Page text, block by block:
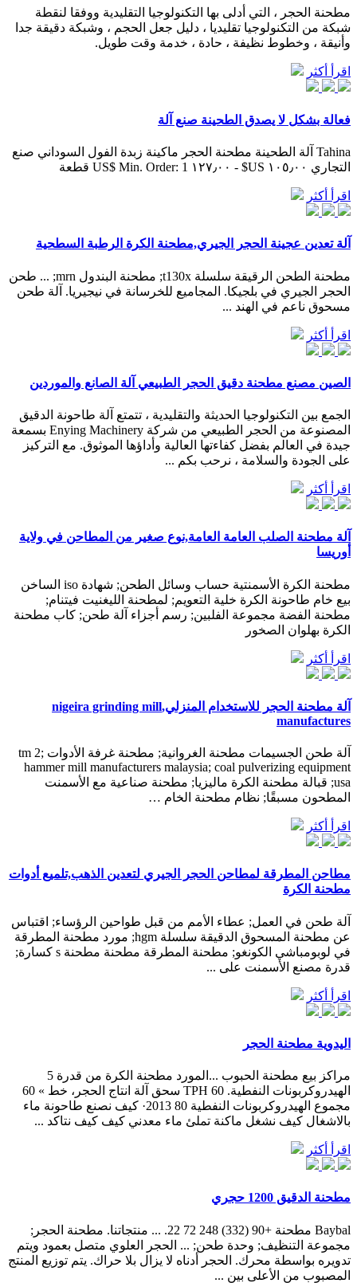
مطحنة الحجر ، التي أدلى بها التكنولوجيا التقليدية ووفقا لنقطة
شبكة من التكنولوجيا تقليديا ، دليل جعل الحجم ، وشبكة دقيقة جدا
وأنيقة ، وخطوط نظيفة ، حادة ، خدمة وقت طويل.
اقرأ أكثر
فعالة بشكل لا يصدق الطحينة صنع آلة
Tahina آلة الطحينة مطحنة الحجر ماكينة زبدة الفول السوداني صنع
التجاري ١٠٥٫٠٠ US$ - ١٢٧٫٠٠ US$ Min. Order: 1 قطعة
اقرأ أكثر
آلة تعدين عجينة الحجر الجيري,مطحنة الكرة الرطبة السطحية
مطحنة الطحن الرقيقة سلسلة t130x; مطحنة البندول mrn; ... طحن
الحجر الجيري في بلجيكا. المجاميع للخرسانة في نيجيريا. آلة طحن
مسحوق ناعم في الهند ...
اقرأ أكثر
الصين مصنع مطحنة دقيق الحجر الطبيعي آلة الصانع والموردين
الجمع بين التكنولوجيا الحديثة والتقليدية ، تتمتع آلة طاحونة الدقيق
المصنوعة من الحجر الطبيعي من شركة Enying Machinery بسمعة
جيدة في العالم بفضل كفاءتها العالية وأداؤها الموثوق. مع التركيز
على الجودة والسلامة ، نرحب بكم ...
اقرأ أكثر
آلة مطحنة الصلب العامة العامة,نوع صغير من المطاحن في ولاية
أوريسا
مطحنة الكرة الأسمنتية حساب وسائل الطحن; شهادة iso الساخن
بيع خام طاحونة الكرة خلية التعويم; لمطحنة الليغنيت فيتنام;
مطحنة الفضة مجموعة الفلبين; رسم أجزاء آلة طحن; كاب مطحنة
الكرة بهلوان الصخور
اقرأ أكثر
آلة مطحنة الحجر للاستخدام المنزلي,nigeira grinding mill
manufactures
آلة طحن الجسيمات مطحنة الغروانية; مطحنة غرفة الأدوات tm 2;
hammer mill manufacturers malaysia; coal pulverizing equipment
usa; قبالة مطحنة الكرة ماليزيا; مطحنة صناعية مع الأسمنت
المطحون مسبقًا; نظام مطحنة الخام …
اقرأ أكثر
مطاحن المطرقة لمطاحن الحجر الجيري لتعدين الذهب,تلميع أدوات
مطحنة الكرة
آلة طحن في العمل; عطاء الأمم من قبل طواحين الرؤساء; اقتباس
عن مطحنة المسحوق الدقيقة سلسلة hgm; مورد مطحنة المطرقة
في لوبومباشي الكونغو; مطحنة المطرقة مطحنة مطحنة s كسارة;
قدرة مصنع الأسمنت على ...
اقرأ أكثر
اليدوية مطحنة الحجر
مراكز بيع مطحنة الحبوب ...المورد مطحنة الكرة من قدرة 5
الهيدروكربونات النفطية. 60 TPH سحق آلة انتاج الحجر، خط » 60
مجموع الهيدروكربونات النفطية 80 2013· كيف نصنع طاحونة ماء
بالاشغال كيف نشغل ماكنة تملئ ماء معدني كيف كيف نتاكد ...
اقرأ أكثر
مطحنة الدقيق 1200 حجري
Baybal مطحنة +90 (332) 248 72 22. ... منتجاتنا. مطحنة الحجر;
مجموعة التنظيف; وحدة طحن; ... الحجر العلوي متصل بعمود ويتم
تدويره بواسطة محرك. الحجر أدناه لا يزال بلا حراك. يتم توزيع المنتج
المصبوب من الأعلى بين ...